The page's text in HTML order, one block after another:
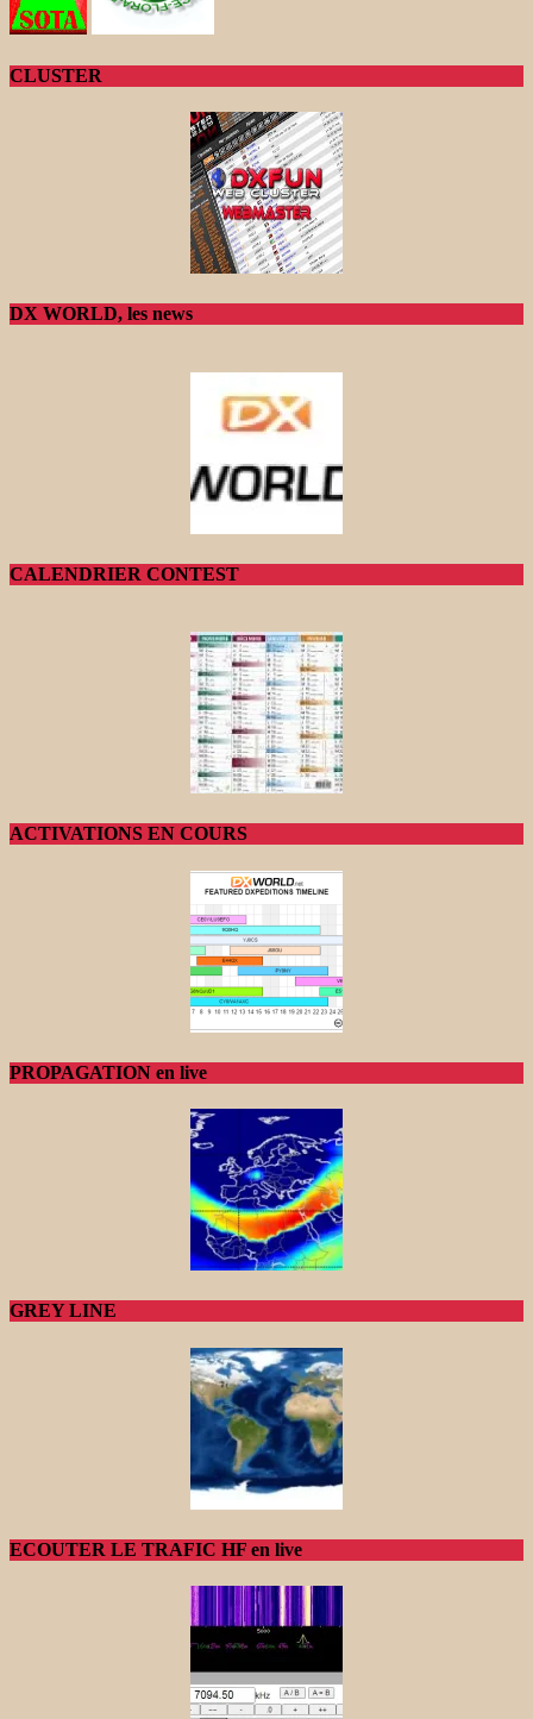
CLUSTER
DX WORLD, les news
CALENDRIER CONTEST
ACTIVATIONS EN COURS
PROPAGATION en live
GREY LINE
ECOUTER LE TRAFIC HF en live